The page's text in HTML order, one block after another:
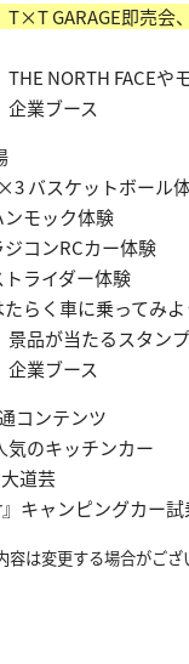
T×T GARAGE即売
THE NORTH FACE
企業ブース
バスケットボー
ンモック体験
ジコンRCカー体験
トライダー体験
たらく車に乗ってみよ
景品が当たるスタン
企業ブース
コンテンツ
気のキッチンカー
道芸
キャンピングカー
は変更する場合がござ